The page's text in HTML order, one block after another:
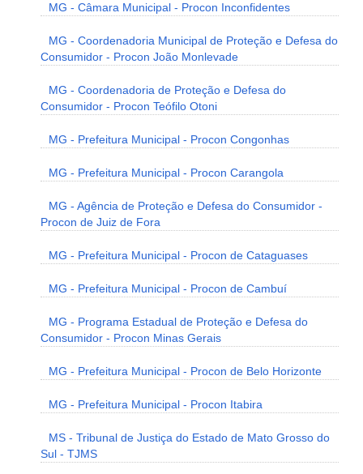
MG - Câmara Municipal - Procon Inconfidentes
MG - Coordenadoria Municipal de Proteção e Defesa do
Consumidor - Procon João Monlevade
MG - Coordenadoria de Proteção e Defesa do
Consumidor - Procon Teófilo Otoni
MG - Prefeitura Municipal - Procon Congonhas
MG - Prefeitura Municipal - Procon Carangola
MG - Agência de Proteção e Defesa do Consumidor -
Procon de Juiz de Fora
MG - Prefeitura Municipal - Procon de Cataguases
MG - Prefeitura Municipal - Procon de Cambuí
MG - Programa Estadual de Proteção e Defesa do
Consumidor - Procon Minas Gerais
MG - Prefeitura Municipal - Procon de Belo Horizonte
MG - Prefeitura Municipal - Procon Itabira
MS - Tribunal de Justiça do Estado de Mato Grosso do
Sul - TJMS